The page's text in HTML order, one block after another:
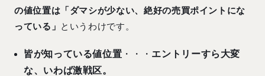
の値位置は「ダマシが少ない、絶好の売買ポイントにな
っている」 というわけです。
皆が知っている値位置 ・・・ エントリーすら大変
な、いわば激戦区。